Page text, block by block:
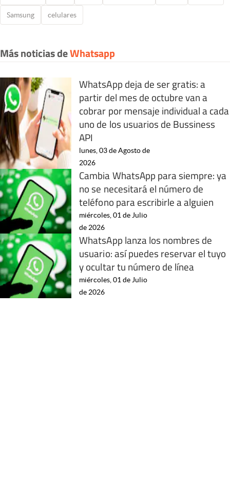
Samsung celulares
Más noticias deWhatsapp
WhatsApp deja de ser gratis: a
partir del mes de octubre van a
cobrar por mensaje individual a cada
uno de los usuarios de Bussiness
API
lunes, 03 de Agosto de
2026
Cambia WhatsApp para siempre: ya
no se necesitará el número de
teléfono para escribirle a alguien
miércoles, 01 de Julio
de 2026
WhatsApp lanza los nombres de
usuario: así puedes reservar el tuyo
y ocultar tu número de línea
miércoles, 01 de Julio
de 2026